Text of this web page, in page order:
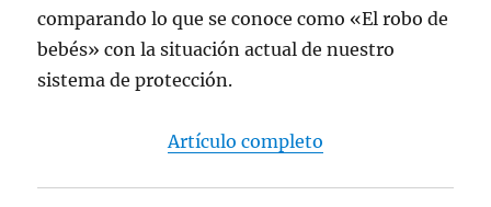
comparando lo que se conoce como «El robo de
bebés» con la situación actual de nuestro
sistema de protección.
Artículo completo